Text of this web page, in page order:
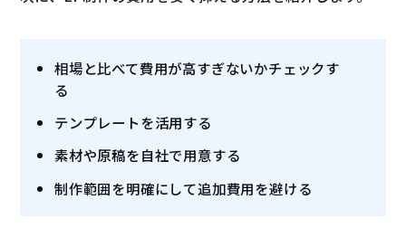
相場と比べて費用が高すぎないかチェックす
る
テンプレートを活用する
素材や原稿を自社で用意する
制作範囲を明確にして追加費用を避ける